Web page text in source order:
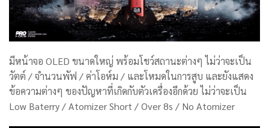
มีหน้าจอ OLED ขนาดใหญ่ พร้อมโชว์สถานะต่างๆ ไม่ว่าจะเป็น
วัตต์ / จำนวนพัฟ / ค่าโอห์ม / และโหมดในการสูบ และยังแสดง
ข้อความต่างๆ ของปัญหาที่เกิดกับตัวเครื่องอีกด้วย ไม่ว่าจะเป็น
Low Baterry / Atomizer Short / Over 8s / No Atomizer